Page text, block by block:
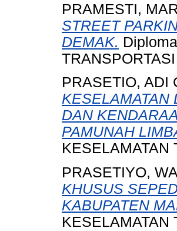
PRAMESTI,
STREET
DEMAK.
PRASETIO, ADI
KESELAMATAN
DAN
PAMUNAH
KESELAMATAN
PRASETIYO,
KHUSUS
KABUPATEN
KESELAMATAN